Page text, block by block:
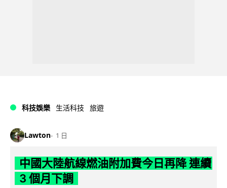
科技娛樂 生活科技 旅遊
Lawton 1 日
中國大陸航線燃油附加費今日再降 連續
3 個月下調